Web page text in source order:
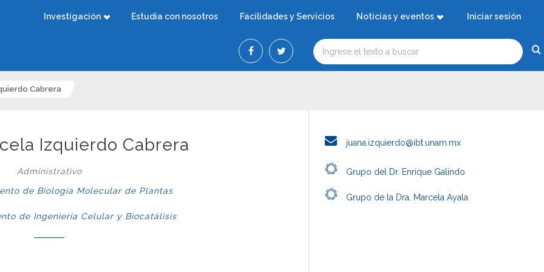
Investigación Estudia con nosotros Facilidades y Servicios Noticias y eventos Iniciar sesión
Cabrera
Izquierdo Cabrera
Administrativo
de Biología Molecular de Plantas
de Ingeniería Celular y Biocatálisis
juana.izquierdo@ibt.unam.mx
Grupo del Dr. Enrique Galindo
Grupo de la Dra. Marcela Ayala